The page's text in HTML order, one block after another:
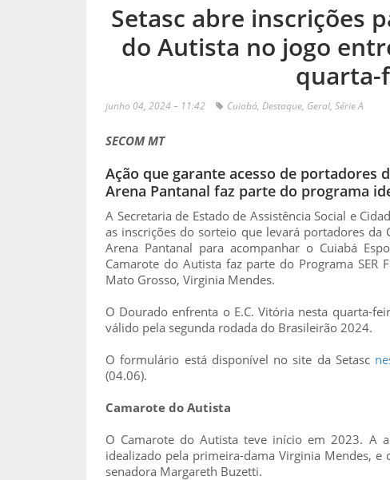
Setasc abre inscrições
do Autista no jogo
quarta-
junho 04, 2024 – 11:42 Cuiabá, Destaque, Geral, Série A
SECOM MT
Ação que garante acesso de portadores
Arena Pantanal faz parte do programa
A Secretaria de Estado de Assistência Social e
as inscrições do sorteio que levará portadores
Arena Pantanal para acompanhar o Cuiabá
Camarote do Autista faz parte do Programa
Mato Grosso, Virginia Mendes.
O Dourado enfrenta o E.C. Vitória nesta quarta-
válido pela segunda rodada do Brasileirão 2024.
O formulário está disponível no site da Setasc
(04.06).
Camarote do Autista
O Camarote do Autista teve início em 2023. A
idealizado pela primeira-dama Virginia Mendes,
senadora Margareth Buzetti.